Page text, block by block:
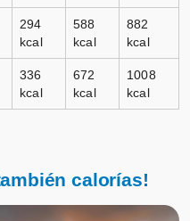
294
kcal
588
kcal
882
kcal
336
kcal
672
kcal
1008
kcal
calorías!